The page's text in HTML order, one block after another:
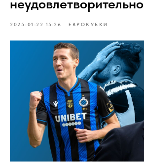
неудовлетворительно
2025-01-22 15:26 ЕВРОКУБКИ